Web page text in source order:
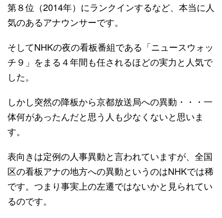
第８位（2014年）にランクインするなど、本当に人
気のあるアナウンサーです。
そしてNHKの夜の看板番組である「ニュースウォッ
チ９」をまる４年間も任されるほどの実力と人気で
した。
しかし突然の降板から京都放送局への異動・・・一
体何があったんだと思う人も少なくないと思いま
す。
表向きは定例の人事異動と言われていますが、全国
区の看板アナの地方への異動というのはNHKでは稀
です。つまり事実上の左遷ではないかと見られてい
るのです。